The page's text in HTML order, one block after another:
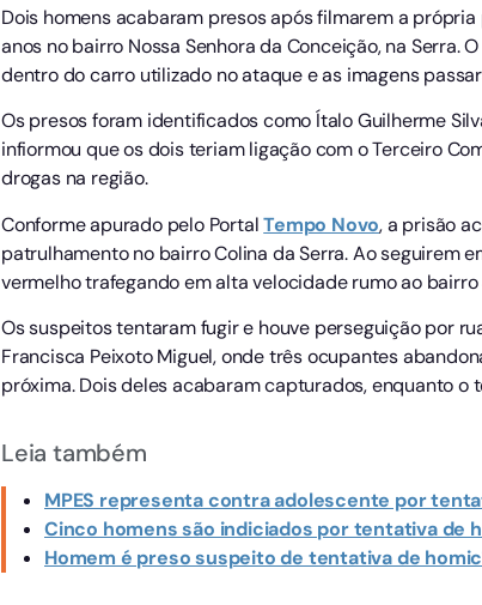
Dois homens acabaram presos após filmarem a
anos no bairro Nossa Senhora da Conceição, na
dentro do carro utilizado no ataque e as imagens
Os presos foram identificados como Ítalo Guilherme
infiormou que os dois teriam ligação com o Terceiro
drogas na região.
Conforme apurado pelo PortalTempo Novo, a prisão
patrulhamento no bairro Colina da Serra. Ao seguirem
vermelho trafegando em alta velocidade rumo ao bairro
Os suspeitos tentaram fugir e houve perseguição por
Francisca Peixoto Miguel, onde três ocupantes
próxima. Dois deles acabaram capturados, enquanto
Leia também
MPES representa contra adolescente por
Cinco homens são indiciados por tentativa de
Homem é preso suspeito de tentativa de